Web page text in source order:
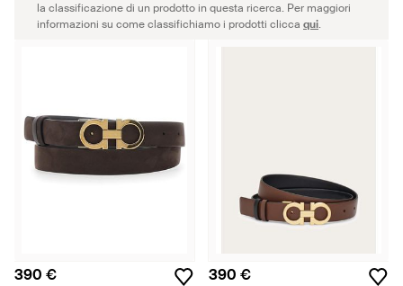
la classificazione di un prodotto in questa ricerca. Per maggiori
informazioni su come classifichiamo i prodotti clicca qui.
390 € 390 €